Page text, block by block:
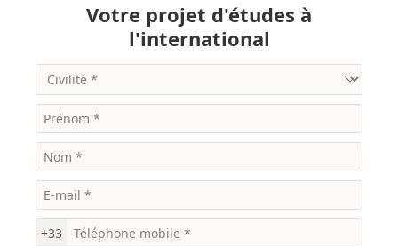
Votre projet d'études à
l'international
+33